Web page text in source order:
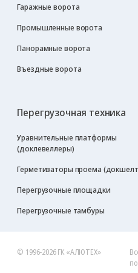
Гаражные ворота
Промышленные ворота
Панорамные ворота
Въездные ворота
Перегрузочная техника
Уравнительные платформы
(доклевеллеры)
Герметизаторы проема
Перегрузочные площадки
Перегрузочные тамбуры
© 1996-2026 ГК «АЛЮТЕХ»